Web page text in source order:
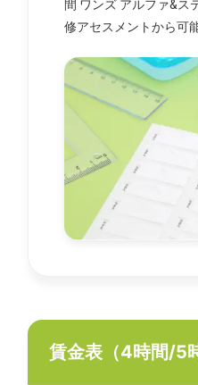
間 ワンズ アルファ&ス
修アセスメントから可
賃金表（4時間/5